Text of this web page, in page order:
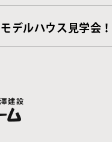
モデルハウス見学会